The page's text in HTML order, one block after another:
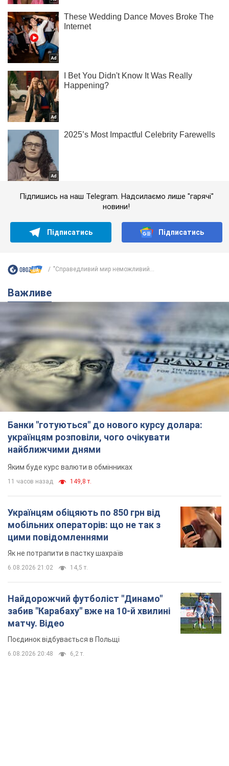
Підпишись на наш Telegram. Надсилаємо лише "гарячі"
новини!
Підписатись Підписатись
"Справедливий мир неможливий...
Важливе
Банки "готуються" до нового курсу долара:
українцям розповіли, чого очікувати
найближчими днями
Яким буде курс валюти в обмінниках
11 часов назад 149,8 т.
Українцям обіцяють по 850 грн від
мобільних операторів: що не так з
цими повідомленнями
Як не потрапити в пастку шахраїв
6.08.2026 21:02 14,5 т.
Найдорожчий футболіст "Динамо"
забив "Карабаху" вже на 10-й хвилині
матчу. Відео
Поєдинок відбувається в Польщі
6.08.2026 20:48 6,2 т.